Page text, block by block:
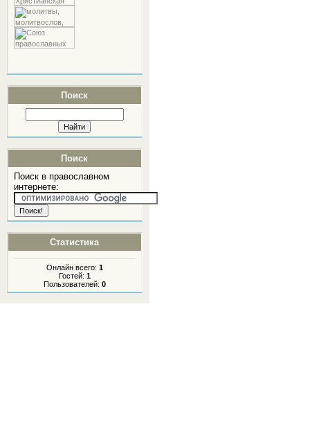
Поиск
Поиск
Поиск в православном
интернете:
Статистика
Онлайн всего: 1
Гостей: 1
Пользователей: 0